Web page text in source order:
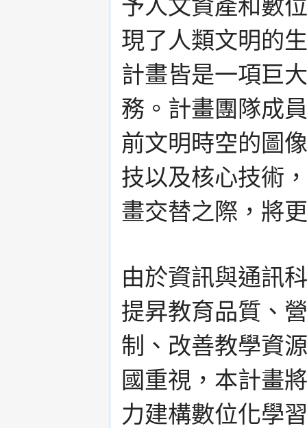
予人文資產和數
現了人類文明的
計畫皆是一項巨
務。計畫團隊成
前文明時空的圖
技以及核心技術
畫交替之際，將
由於資訊與通訊
提昇教育品質、
制、改善教學資
國重視，本計畫
力建構數位化學